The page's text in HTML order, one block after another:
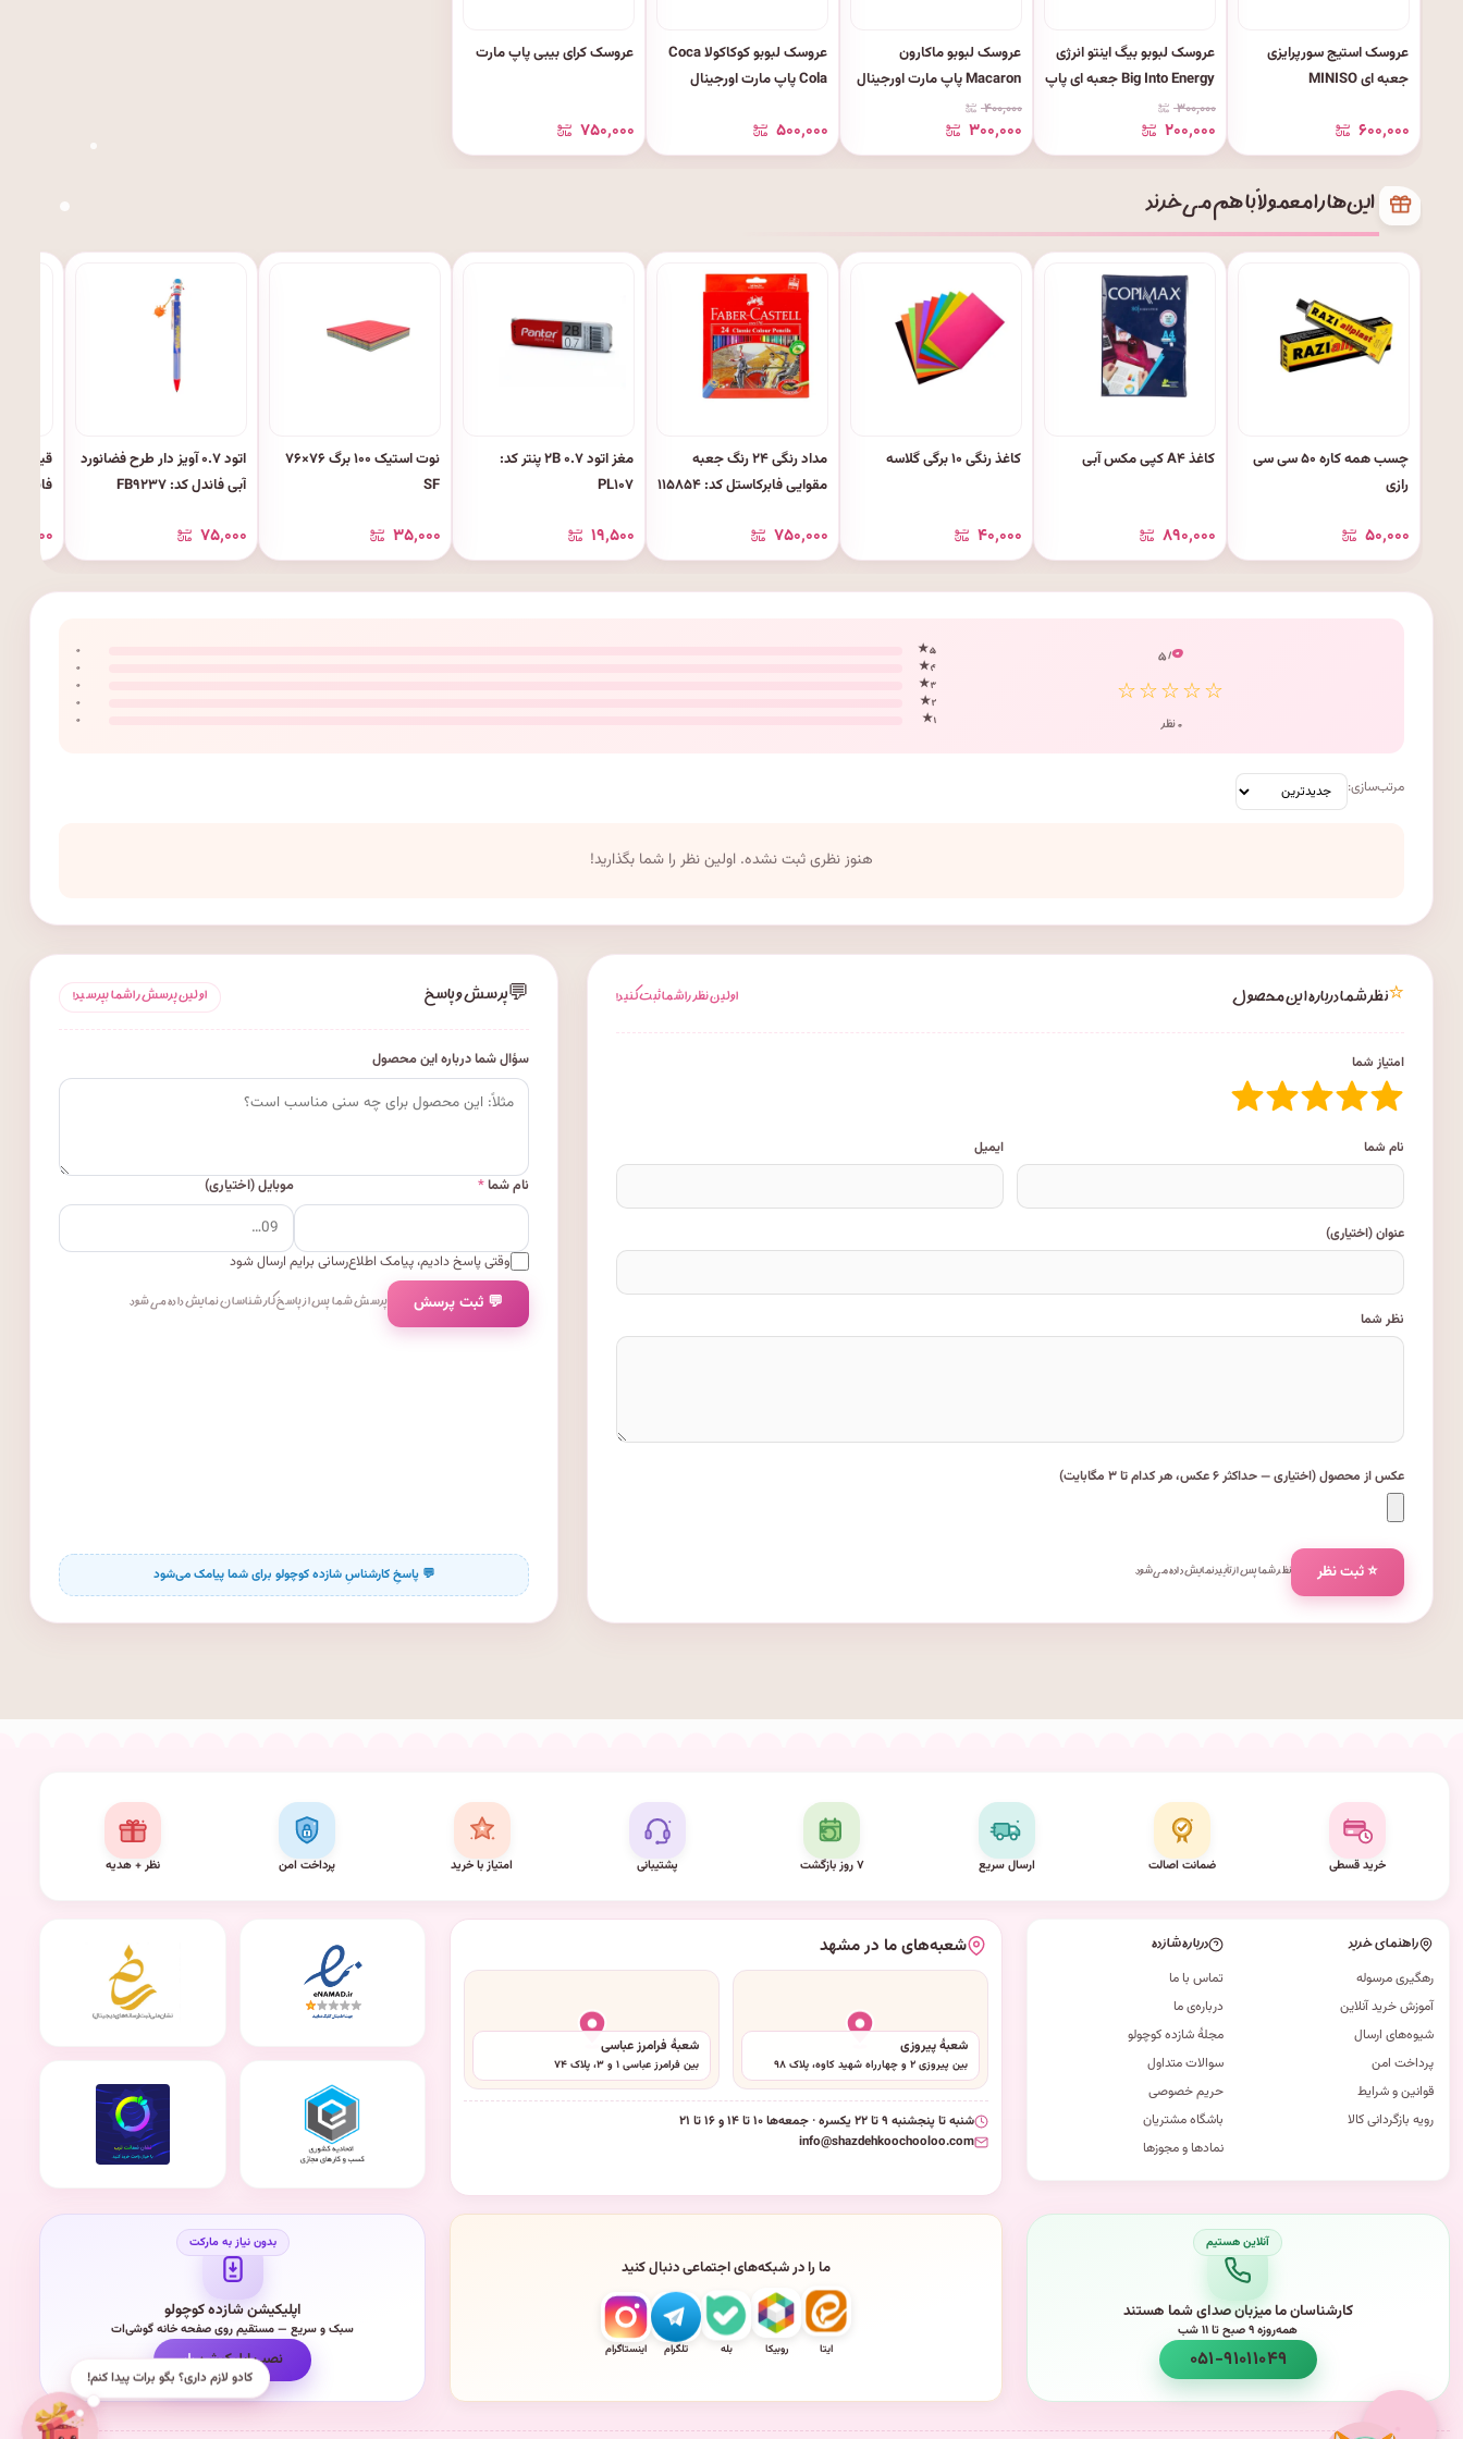
عروسک استیج سورپرایزی
جعبه ای MINISO
۶۰۰٬۰۰۰
عروسک لبوبو بیگ اینتو انرژی
Big Into Energy جعبه ای پاپ
مارت اورجینال
۳۰۰٬۰۰۰
۲۰۰٬۰۰۰
عروسک لبوبو ماکارون
Macaron پاپ مارت اورجینال
۴۰۰٬۰۰۰
۳۰۰٬۰۰۰
عروسک لبوبو کوکاکولا Coca
Cola پاپ مارت اورجینال
۵۰۰٬۰۰۰
عروسک کرای بیبی پاپ مارت
۷۵۰٬۰۰۰
این‌ها را معمولاً با هم می‌خرند
چسب همه کاره ۵۰ سی سی
رازی
۵۰٬۰۰۰
کاغذ A۴ کپی مکس آبی
۸۹۰٬۰۰۰
کاغذ رنگی ۱۰ برگی گلاسه
۴۰٬۰۰۰
مداد رنگی ۲۴ رنگ جعبه
مقوایی فابرکاستل کد: ۱۱۵۸۵۴
۷۵۰٬۰۰۰
مغز اتود ۰.۷ ۲B پنتر کد:
PL۱۰۷
۱۹٬۵۰۰
نوت استیک ۱۰۰ برگ ۷۶×۷۶
SF
۳۵٬۰۰۰
اتود ۰.۷ آویز دار طرح فضانورد
آبی فاندل کد: FB۹۲۳۷
۷۵٬۰۰۰
قیجی
فانتزی کد:
۸۱٬۵۰۰
۰/ ۵
☆☆☆☆☆
۰ نظر
۵ ★
۰
۴ ★
۰
۳ ★
۰
۲ ★
۰
۱ ★
۰
مرتب‌سازی:
هنوز نظری ثبت نشده. اولین نظر را شما بگذارید!
⭐نظر شما درباره این محصول اولین نظر را شما ثبت کنید!
امتیاز شما
نام شما ایمیل
عنوان (اختیاری)
نظر شما
عکس از محصول (اختیاری — حداکثر ۶ عکس، هر کدام تا ۳ مگابایت)
⭐ ثبت نظر نظر شما پس از تأیید نمایش داده می‌شود.
💬پرسش و پاسخ اولین پرسش را شما بپرسید!
سؤال شما درباره این محصول
نام شما* موبایل (اختیاری)
وقتی پاسخ دادیم، پیامک اطلاع‌رسانی برایم ارسال شود
💬 ثبت پرسش پرسش شما پس از پاسخ کارشناسان نمایش داده می‌شود.
خرید قسطی ضمانت اصالت ارسال سریع ۷ روز بازگشت پشتیبانی امتیاز با خرید پرداخت امن نظر + هدیه
کارشناسان ما میزبان صدای شما هستند
همه‌روزه ۹ صبح تا ۱۱ شب
۰۵۱-۹۱۰۱۱۰۴۹
اپلیکیشن شازده کوچولو
سبک و سریع — مستقیم روی صفحه خانه گوشی‌ات
نصب اپلیکیشن
راهنمای خرید
رهگیری مرسوله
آموزش خرید آنلاین
شیوه‌های ارسال
پرداخت امن
قوانین و شرایط
رویه بازگردانی کالا
درباره شازده
تماس با ما
درباره‌ی ما
مجلهٔ شازده کوچولو
سوالات متداول
حریم خصوصی
باشگاه مشتریان
نمادها و مجوزها
شعبه‌های ما در مشهد
شعبهٔ پیروزی
بین پیروزی ۲ و چهارراه شهید کاوه، پلاک ۹۸
شعبهٔ فرامرز عباسی
بین فرامرز عباسی ۱ و ۳، پلاک ۷۴
شنبه تا پنجشنبه ۹ تا ۲۲ یکسره · جمعه‌ها ۱۰ تا ۱۴ و ۱۶ تا ۲۱
info@shazdehkoochooloo.com
ما را در شبکه‌های اجتماعی دنبال کنید
ایتا روبیکا بله تلگرام اینستاگرام
کادو لازم داری؟ بگو برات پیدا کنم!